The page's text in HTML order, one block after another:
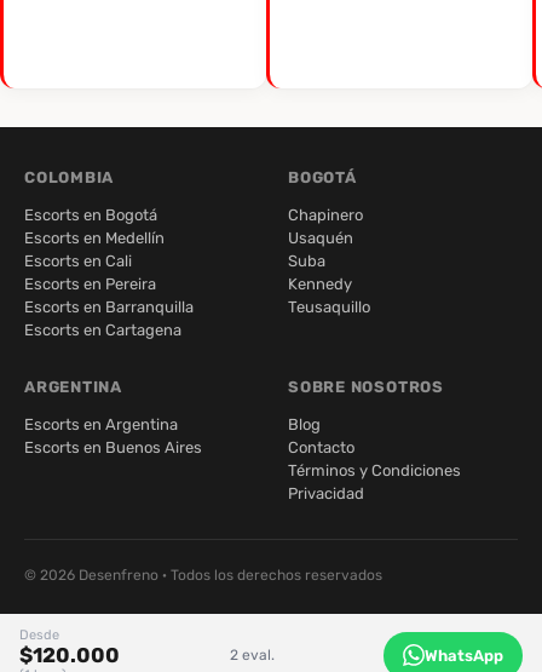
Desde
$120.000 2 eval. WhatsApp
COLOMBIA
Escorts en Bogotá
Escorts en Medellín
Escorts en Cali
Escorts en Pereira
Escorts en Barranquilla
Escorts en Cartagena
BOGOTÁ
Chapinero
Usaquén
Suba
Kennedy
Teusaquillo
ARGENTINA
Escorts en Argentina
Escorts en Buenos Aires
SOBRE NOSOTROS
Blog
Contacto
Términos y Condiciones
Privacidad
© 2026 Desenfreno · Todos los derechos reservados